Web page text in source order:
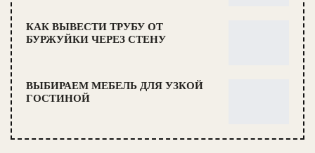
КАК ВЫВЕСТИ ТРУБУ ОТ
БУРЖУЙКИ ЧЕРЕЗ СТЕНУ
ВЫБИРАЕМ МЕБЕЛЬ ДЛЯ УЗКОЙ
ГОСТИНОЙ